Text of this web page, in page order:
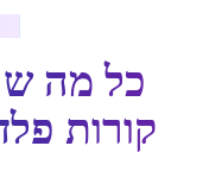
כל מה
קורות